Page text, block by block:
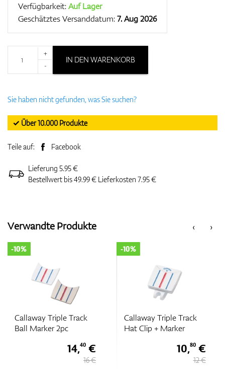
Verfügbarkeit:Auf Lager
Geschätztes Versanddatum:7. Aug 2026
+
-
IN DEN WARENKORB
Sie haben nicht gefunden, was Sie suchen?
✓ Über 10.000 Produkte
Teile auf: Facebook
Lieferung 5.95 €
Bestellwert bis 49.99 € Lieferkosten 7.95 €
‹
Verwandte Produkte ›
Callaway Triple Track
Ball Marker 2pc
-10%
14,40 €
16 €
Callaway Triple Track
Hat Clip + Marker
-10%
10,80€
12 €